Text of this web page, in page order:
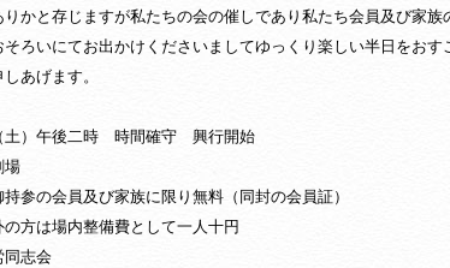
かと存じますが私たちの会の催しであり私たち会員及び家族
ろいにてお出かけくださいましてゆっくり楽しい半日をおす
あげます。
土）午後二時 時間確守 興行開始
場
参の会員及び家族に限り無料（同封の会員証）
内整備費として一人十円
志会